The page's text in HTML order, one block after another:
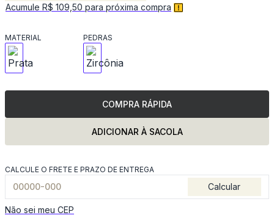
Acumule R$ 109,50 para próxima compra
MATERIAL PEDRAS
COMPRA RÁPIDA
ADICIONAR À SACOLA
CALCULE O FRETE E PRAZO DE ENTREGA
Calcular
Não sei meu CEP